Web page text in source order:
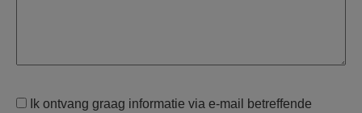
Ik ontvang graag informatie via e-mail betreffende